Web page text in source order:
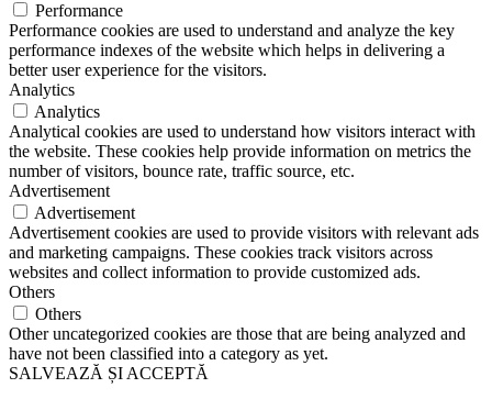
Performance
Performance cookies are used to understand and analyze the key
performance indexes of the website which helps in delivering a
better user experience for the visitors.
Analytics
Analytics
Analytical cookies are used to understand how visitors interact with
the website. These cookies help provide information on metrics the
number of visitors, bounce rate, traffic source, etc.
Advertisement
Advertisement
Advertisement cookies are used to provide visitors with relevant ads
and marketing campaigns. These cookies track visitors across
websites and collect information to provide customized ads.
Others
Others
Other uncategorized cookies are those that are being analyzed and
have not been classified into a category as yet.
SALVEAZĂ ȘI ACCEPTĂ